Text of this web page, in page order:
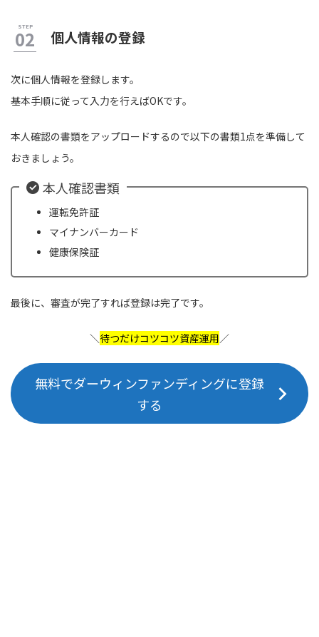
個人情報の登録
次に個人情報を登録します。
基本手順に従って入力を行えばOKです。
本人確認の書類をアップロードするので以下の書類1点を準備して
おきましょう。
本人確認書類
運転免許証
マイナンバーカード
健康保険証
最後に、審査が完了すれば登録は完了です。
＼待つだけコツコツ資産運用／
無料でダーウィンファンディングに登録
する